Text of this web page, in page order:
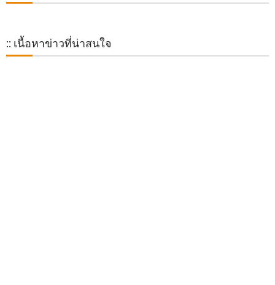
:: เนื้อหาข่าวที่น่าสนใจ